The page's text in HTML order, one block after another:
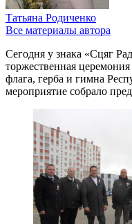
Татьяна Родиченко
Все материалы автора
Сегодня у знака «Сцяг
торжественная
флага, герба и гимна
мероприятие собрало